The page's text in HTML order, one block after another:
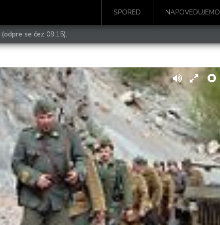
SPORED NAPOVEDUJEMO
(odpre se čez 09:15).